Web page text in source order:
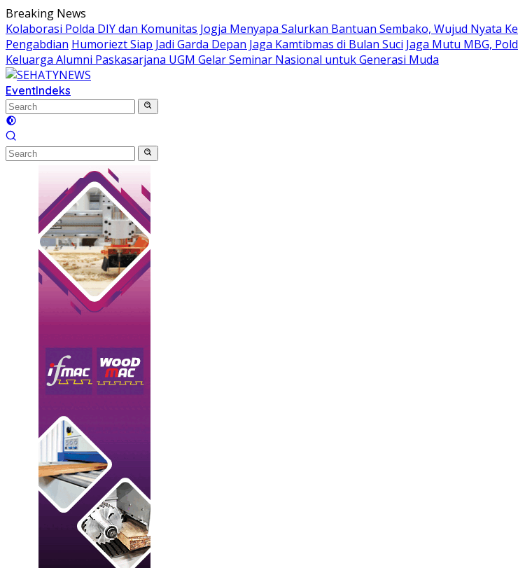
Skip
to
content
Breaking News
Kolaborasi Polda DIY dan Komunitas Jogja Menyapa Salurkan Bantuan Sembako, Wujud Nyata
Pengabdian Humoriezt Siap Jadi Garda Depan Jaga Kamtibmas di Bulan Suci Jaga Mutu MBG,
Keluarga Alumni Paskasarjana UGM Gelar Seminar Nasional untuk Generasi Muda
EventIndeks